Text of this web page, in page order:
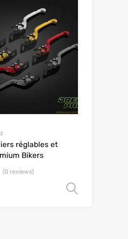
réglables et
Bikers
(0 reviews)